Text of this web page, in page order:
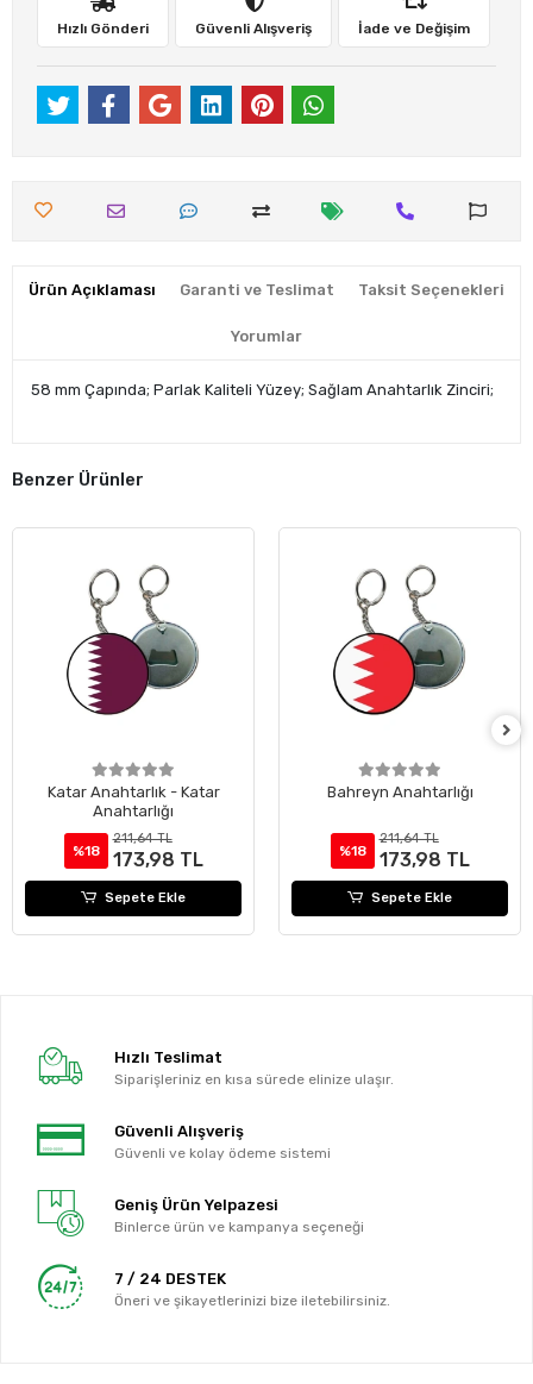
Hızlı Gönderi Güvenli Alışveriş İade ve Değişim
Ürün Açıklaması Garanti ve Teslimat Taksit Seçenekleri
Yorumlar
58 mm Çapında; Parlak Kaliteli Yüzey; Sağlam Anahtarlık Zinciri;
Benzer Ürünler
Katar Anahtarlık - Katar
Anahtarlığı
%18
211,64 TL
173,98 TL
Sepete Ekle
Bahreyn Anahtarlığı
%18
211,64 TL
173,98 TL
Sepete Ekle
Hızlı Teslimat
Siparişleriniz en kısa sürede elinize ulaşır.
Güvenli Alışveriş
Güvenli ve kolay ödeme sistemi
Geniş Ürün Yelpazesi
Binlerce ürün ve kampanya seçeneği
7 / 24 DESTEK
Öneri ve şikayetlerinizi bize iletebilirsiniz.